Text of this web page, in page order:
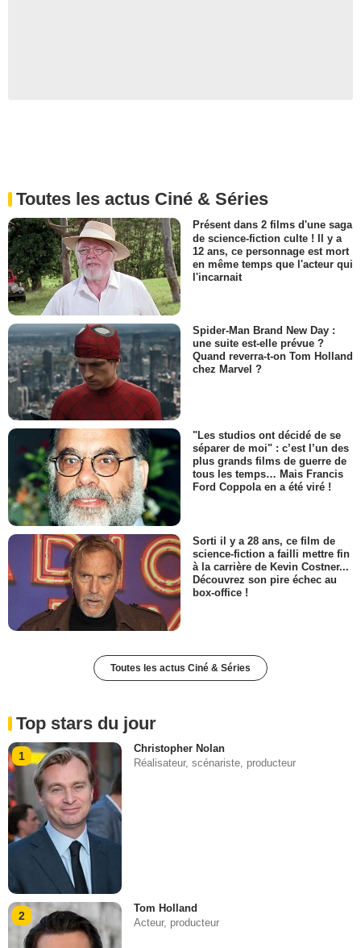
Toutes les actus Ciné & Séries
Présent dans 2 films d'une saga
de science-fiction culte ! Il y a
12 ans, ce personnage est mort
en même temps que l'acteur qui
l'incarnait
Spider-Man Brand New Day :
une suite est-elle prévue ?
Quand reverra-t-on Tom Holland
chez Marvel ?
"Les studios ont décidé de se
séparer de moi" : c’est l’un des
plus grands films de guerre de
tous les temps… Mais Francis
Ford Coppola en a été viré !
Sorti il y a 28 ans, ce film de
science-fiction a failli mettre fin
à la carrière de Kevin Costner...
Découvrez son pire échec au
box-office !
Toutes les actus Ciné & Séries
Top stars du jour
1
Christopher Nolan
Réalisateur, scénariste, producteur
2
Tom Holland
Acteur, producteur